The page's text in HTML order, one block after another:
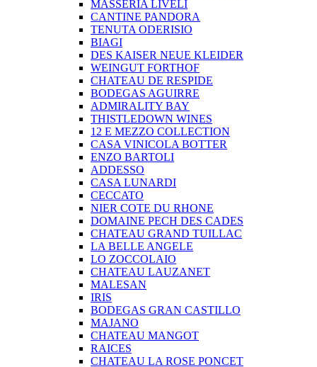
MASSERIA LIVELI
CANTINE PANDORA
TENUTA ODERISIO
BIAGI
DES KAISER NEUE KLEIDER
WEINGUT FORTHOF
CHATEAU DE RESPIDE
BODEGAS AGUIRRE
ADMIRALITY BAY
THISTLEDOWN WINES
12 E MEZZO COLLECTION
CASA VINICOLA BOTTER
ENZO BARTOLI
ADDESSO
CASA LUNARDI
CECCATO
NIER COTE DU RHONE
DOMAINE PECH DES CADES
CHATEAU GRAND TUILLAC
LA BELLE ANGELE
LO ZOCCOLAIO
CHATEAU LAUZANET
MALESAN
IRIS
BODEGAS GRAN CASTILLO
MAJANO
CHATEAU MANGOT
RAICES
CHATEAU LA ROSE PONCET